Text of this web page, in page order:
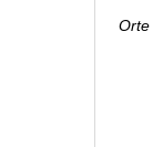
Orte